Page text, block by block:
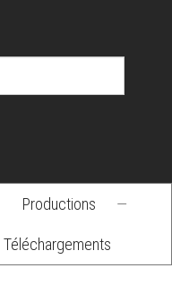
Productions —
Téléchargements